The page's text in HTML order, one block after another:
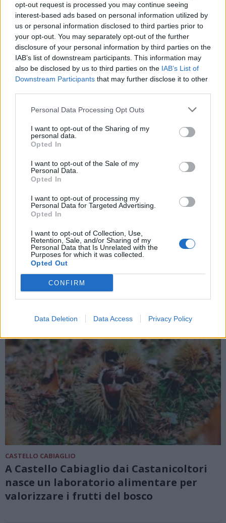
opt-out request is processed you may continue seeing
interest-based ads based on personal information utilized by
us or personal information disclosed to third parties prior to
your opt-out. You may separately opt-out of the further
disclosure of your personal information by third parties on the
IAB’s list of downstream participants. This information may
also be disclosed by us to third parties on the IAB’s List of
Downstream Participants that may further disclose it to other
Personal Data Processing Opt Outs
I want to opt-out of the Sharing of my
personal data.
Opted In
I want to opt-out of the Sale of my
Personal Data.
Opted In
I want to opt-out of processing my
Personal Data for Targeted Advertising.
Opted In
I want to opt-out of Collection, Use,
Retention, Sale, and/or Sharing of my
Personal Data that Is Unrelated with the
Purposes for which it was collected.
Opted Out
CONFIRM
Data Deletion Data Access Privacy Policy
ALTRE NOTIZIE DI CASTELLO CABIAGLIO
CASTELLO CABIAGLIO
Taglio delle piante lungo la provinciale
del Campo dei Fiori: da oggi chiude per
cinque giorni un tratto della SP45 fra
Castello Cabiaglio e Brinzio
CASTELLO CABIAGLIO
A Castello Cabiaglio dai Castanicoltori
nasce un laboratorio alimentare per
valorizzare i frutti del bosco